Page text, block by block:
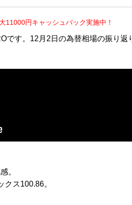
11000円キャッシュバック実施中！
です。12月2日の為替相場の振り返
。
クス100.86。